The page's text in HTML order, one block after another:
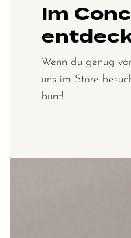
Im
Wenn du genug
uns im Store
bunt!